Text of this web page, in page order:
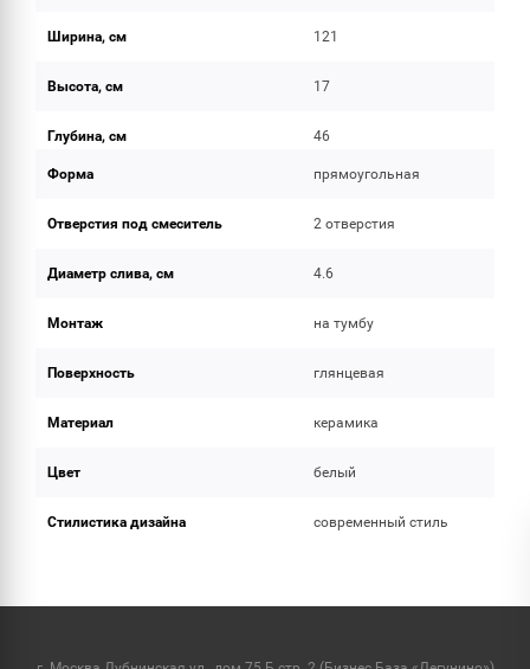
Ширина, см 121
Высота, см 17
Глубина, см 46
Форма прямоугольная
Отверстия под смеситель 2 отверстия
Диаметр слива, см 4.6
Монтаж на тумбу
Поверхность глянцевая
Материал керамика
Цвет белый
Стилистика дизайна современный стиль